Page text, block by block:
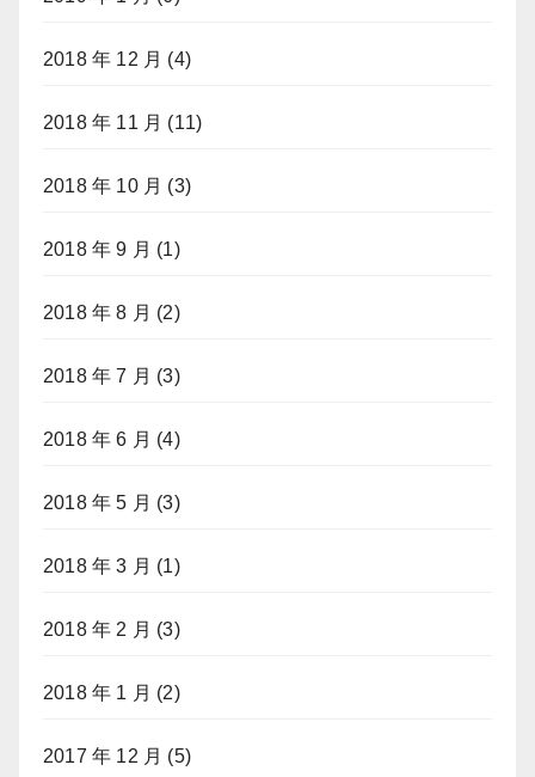
2018 年 12 月 (4)
2018 年 11 月 (11)
2018 年 10 月 (3)
2018 年 9 月 (1)
2018 年 8 月 (2)
2018 年 7 月 (3)
2018 年 6 月 (4)
2018 年 5 月 (3)
2018 年 3 月 (1)
2018 年 2 月 (3)
2018 年 1 月 (2)
2017 年 12 月 (5)